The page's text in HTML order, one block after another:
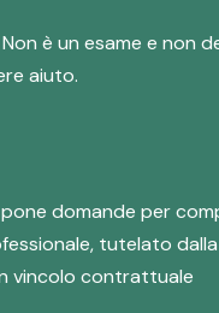
è un esame e non
aiuto.
domande per
tutelato dalla
vincolo contrattuale